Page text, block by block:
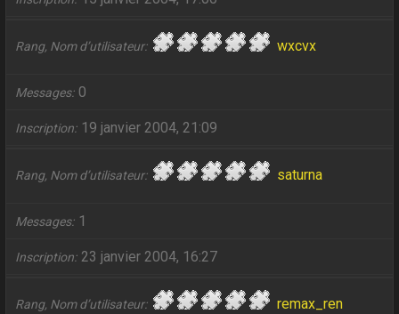
Rang, Nom d’utilisateur wxcvx
Messages 0
Inscription 19 janvier 2004, 21:09
Rang, Nom d’utilisateur saturna
Messages 1
Inscription 23 janvier 2004, 16:27
Rang, Nom d’utilisateur remax_ren